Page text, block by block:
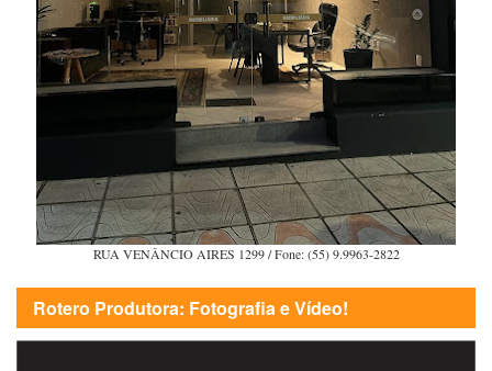
RUA VENÂNCIO AIRES 1299 / Fone: (55) 9.9963-2822
Rotero Produtora: Fotografia e Vídeo!